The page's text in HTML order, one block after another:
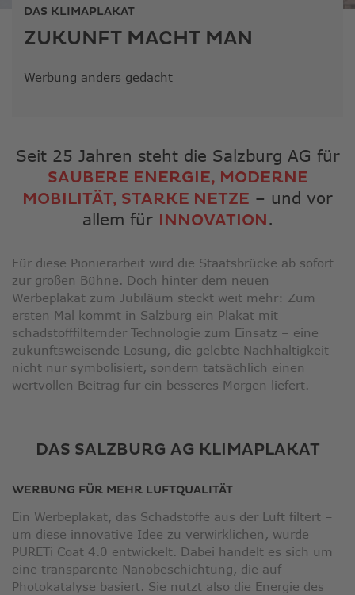
und
DAS KLIMAPLAKAT
ZUKUNFT MACHT MAN
Werbung anders gedacht
Seit 25 Jahren steht die Salzburg AG für
SAUBERE ENERGIE, MODERNE
MOBILITÄT, STARKE NETZE – und vor
allem für INNOVATION.
Für diese Pionierarbeit wird die Staatsbrücke ab sofort
zur großen Bühne. Doch hinter dem neuen
Werbeplakat zum Jubiläum steckt weit mehr: Zum
ersten Mal kommt in Salzburg ein Plakat mit
schadstofffilternder Technologie zum Einsatz – eine
zukunftsweisende Lösung, die gelebte Nachhaltigkeit
nicht nur symbolisiert, sondern tatsächlich einen
wertvollen Beitrag für ein besseres Morgen liefert.
DAS SALZBURG AG KLIMAPLAKAT
WERBUNG FÜR MEHR LUFTQUALITÄT
Ein Werbeplakat, das Schadstoffe aus der Luft filtert –
um diese innovative Idee zu verwirklichen, wurde
PURETi Coat 4.0 entwickelt. Dabei handelt es sich um
eine transparente Nanobeschichtung, die auf
Photokatalyse basiert. Sie nutzt also die Energie des